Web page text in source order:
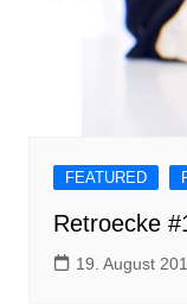
FEATURED
Retroecke
19. August